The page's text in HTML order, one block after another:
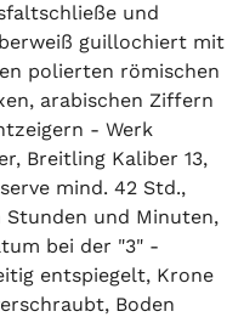
und
guillochiert mit
polierten römischen
arabischen Ziffern
- Werk
Breitling Kaliber 13,
mind. 42 Std.,
Stunden und Minuten,
bei der "3" -
entspiegelt, Krone
Boden